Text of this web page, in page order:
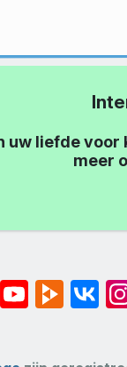
uw liefde voor
meer